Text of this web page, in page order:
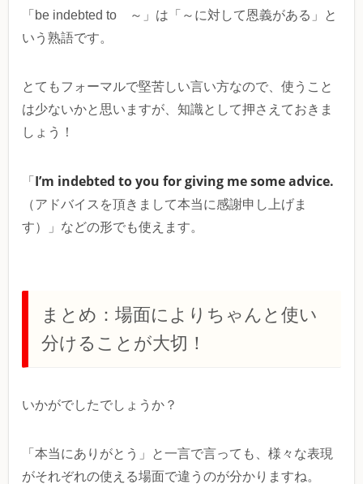
「be indebted to ～」は「～に対して恩義がある」と
いう熟語です。
とてもフォーマルで堅苦しい言い方なので、使うこと
は少ないかと思いますが、知識として押さえておきま
しょう！
「 I’m indebted to you for giving me some advice.
（アドバイスを頂きまして本当に感謝申し上げま
す）」などの形でも使えます。
まとめ：場面によりちゃんと使い
分けることが大切！
いかがでしたでしょうか？
「本当にありがとう」と一言で言っても、様々な表現
がそれぞれの使える場面で違うのが分かりますね。